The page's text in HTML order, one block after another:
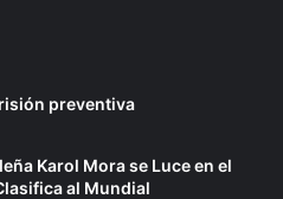
preventiva
Karol Mora se Luce en el
al Mundial